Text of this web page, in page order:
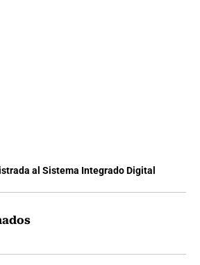
al Sistema Integrado Digital